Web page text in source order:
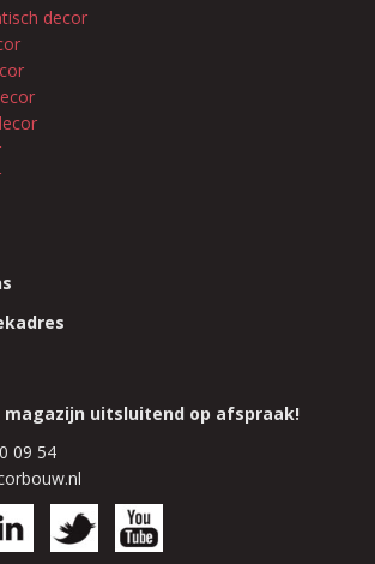
decor
magazijn uitsluitend op afspraak!
09 54